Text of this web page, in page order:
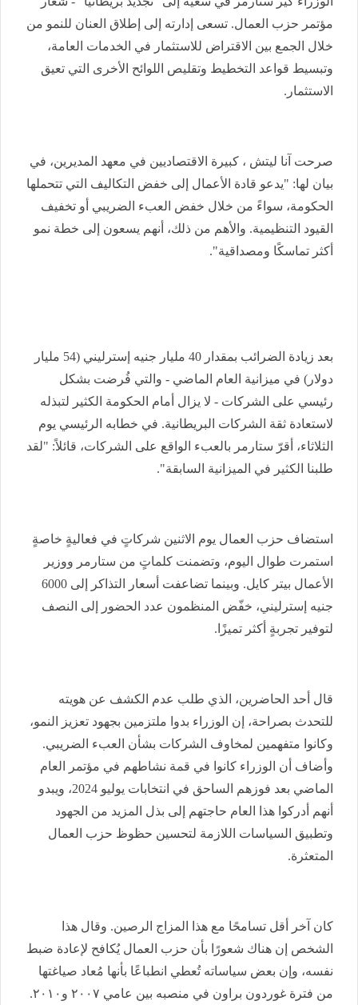
مؤتمر حزب العمال. تسعى إدارته إلى إطلاق العنان للنمو من
خلال الجمع بين الاقتراض للاستثمار في الخدمات العامة،
وتبسيط قواعد التخطيط وتقليص اللوائح الأخرى التي تعيق
الاستثمار .
صرحت آنا ليتش ، كبيرة الاقتصاديين في معهد المديرين، في
بيان لها: "يدعو قادة الأعمال إلى خفض التكاليف التي تتحملها
الحكومة، سواءً من خلال خفض العبء الضريبي أو تخفيف
القيود التنظيمية. والأهم من ذلك، أنهم يسعون إلى خطة نمو
أكثر تماسكًا ومصداقية".
بعد زيادة الضرائب بمقدار 40 مليار جنيه إسترليني (54 مليار
دولار) في ميزانية العام الماضي - والتي فُرضت بشكل
رئيسي على الشركات - لا يزال أمام الحكومة الكثير لتبذله
لاستعادة ثقة الشركات البريطانية. في خطابه الرئيسي يوم
الثلاثاء، أقرّ ستارمر بالعبء الواقع على الشركات، قائلاً: "لقد
طلبنا الكثير في الميزانية السابقة".
استضاف حزب العمال يوم الاثنين شركاتٍ في فعاليةٍ خاصةٍ
استمرت طوال اليوم، وتضمنت كلماتٍ من ستارمر ووزير
الأعمال بيتر كايل. وبينما تضاعفت أسعار التذاكر إلى 6000
جنيه إسترليني، خفّض المنظمون عدد الحضور إلى النصف
لتوفير تجربةٍ أكثر تميزًا.
قال أحد الحاضرين، الذي طلب عدم الكشف عن هويته
للتحدث بصراحة، إن الوزراء بدوا ملتزمين بجهود تعزيز النمو،
وكانوا متفهمين لمخاوف الشركات بشأن العبء الضريبي.
وأضاف أن الوزراء كانوا في قمة نشاطهم في مؤتمر العام
الماضي بعد فوزهم الساحق في انتخابات يوليو 2024، ويبدو
أنهم أدركوا هذا العام حاجتهم إلى بذل المزيد من الجهود
وتطبيق السياسات اللازمة لتحسين حظوظ حزب العمال
المتعثرة.
كان آخر أقل تسامحًا مع هذا المزاج الرصين. وقال هذا
الشخص إن هناك شعورًا بأن حزب العمال يُكافح لإعادة ضبط
نفسه، وإن بعض سياساته تُعطي انطباعًا بأنها مُعاد صياغتها
من فترة غوردون براون في منصبه بين عامي ٢٠٠٧ و٢٠١٠.